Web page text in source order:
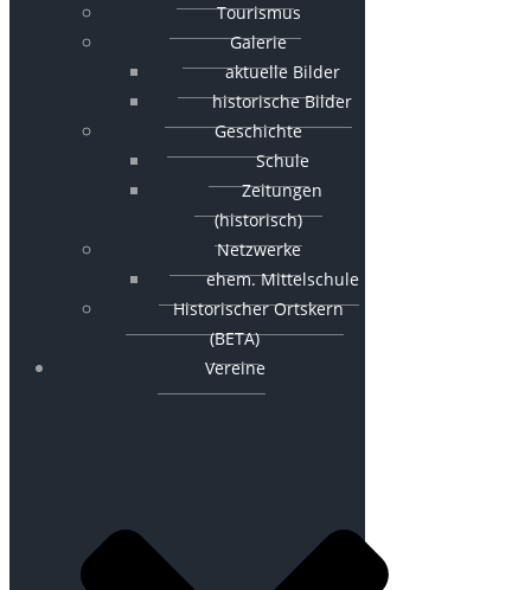
Tourismus
Galerie
aktuelle Bilder
historische Bilder
Geschichte
Schule
Zeitungen
(historisch)
Netzwerke
ehem. Mittelschule
Historischer Ortskern
(BETA)
Vereine